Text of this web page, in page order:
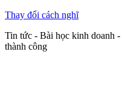
Thay đổi cách nghĩ
Tin tức - Bài học kinh doanh
thành công